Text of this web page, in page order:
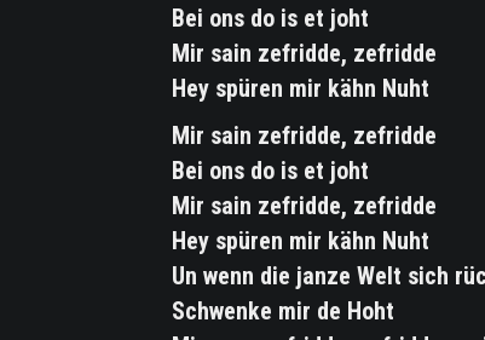
Bei ons do is et joht
Mir sain zefridde, zefridde
Hey spüren mir kähn Nuht
Mir sain zefridde, zefridde
Bei ons do is et joht
Mir sain zefridde, zefridde
Hey spüren mir kähn Nuht
Un wenn die janze Welt sich
Schwenke mir de Hoht